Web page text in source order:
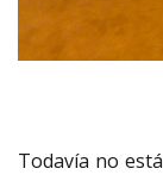
Todavía no